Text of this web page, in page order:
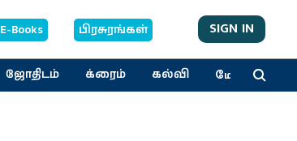
E-Books பிரசுரங்கள் SIGN IN
ஜோதிடம் க்ரைம் கல்வி மேலும்